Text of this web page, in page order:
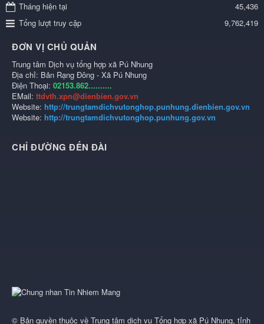
Tháng hiện tại
45,436
Tổng lượt truy cập
9,762,419
ĐƠN VỊ CHỦ QUẢN
Trung tâm Dịch vụ tổng hợp xã Pú Nhung
Địa chỉ: Bản Rạng Đông - Xã Pú Nhung
Điện Thoại: 02153.862..........
EMail: ttdvth.xpn@dienbien.gov.vn
Website: http://trungtamdichvutonghop.punhung.dienbien.gov.vn
Website: http://trungtamdichvutonghop.punhung.gov.vn
CHỈ ĐƯỜNG ĐẾN ĐÀI
© Bản quyền thuộc về Trung tâm dịch vụ Tổng hợp xã Pú Nhung, tỉnh